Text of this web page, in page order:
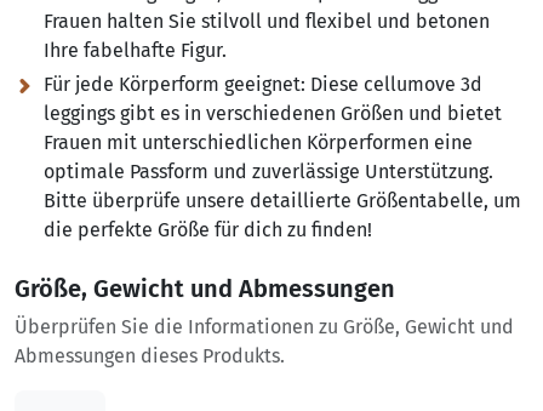
Frauen halten Sie stilvoll und flexibel und betonen
Ihre fabelhafte Figur.
Für jede Körperform geeignet: Diese cellumove 3d
leggings gibt es in verschiedenen Größen und bietet
Frauen mit unterschiedlichen Körperformen eine
optimale Passform und zuverlässige Unterstützung.
Bitte überprüfe unsere detaillierte Größentabelle, um
die perfekte Größe für dich zu finden!
Größe, Gewicht und Abmessungen
Überprüfen Sie die Informationen zu Größe, Gewicht und
Abmessungen dieses Produkts.